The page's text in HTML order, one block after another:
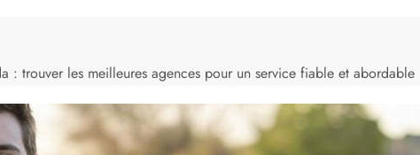
: trouver les meilleures agences pour un service fiable et abordable